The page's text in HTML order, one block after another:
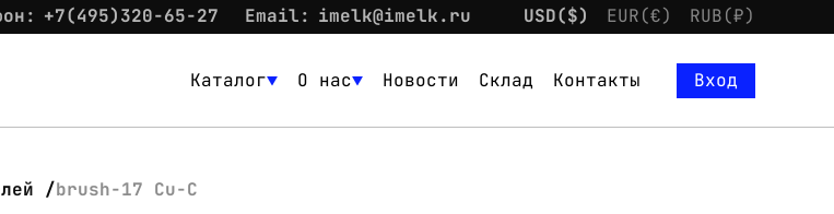
+7(495)320-65-27 Email: imelk@imelk.ru USD($) EUR(€) RUB(₽)
Каталог О нас Новости Склад Контакты
Вход
brush-17 Cu-C